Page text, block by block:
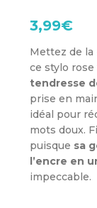
notations
client
3,99€
Mettez de la
ce stylo
tendresse
prise en
idéal pour
mots doux.
puisque sa
l’encre en
impeccable.